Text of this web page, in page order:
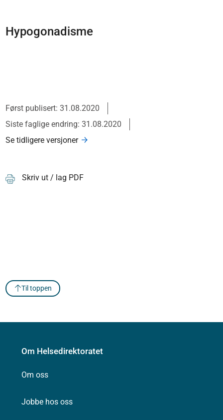
Hypogonadisme
Først publisert: 31.08.2020
Siste faglige endring: 31.08.2020
Se tidligere versjoner
Skriv ut / lag PDF
Til toppen
Om Helsedirektoratet
Om oss
Jobbe hos oss